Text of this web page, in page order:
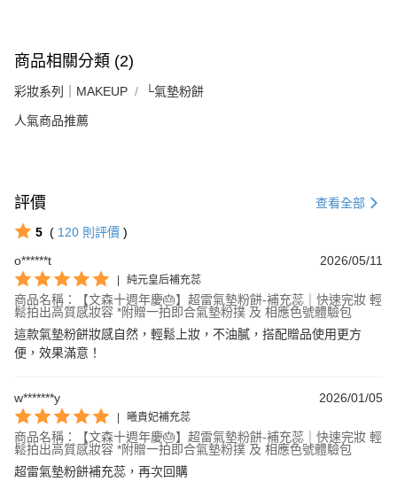
商品相關分類 (2)
彩妝系列｜MAKEUP └氣墊粉餅
人氣商品推薦
評價 查看全部
5 ( 120 則評價 )
o******t
2026/05/11
純元皇后補充蕊
商品名稱：【文森十週年慶🎂】超雷氣墊粉餅-補充蕊｜快速完妝 輕
鬆拍出高質感妝容 *附贈一拍即合氣墊粉撲 及 相應色號體驗包
這款氣墊粉餅妝感自然，輕鬆上妝，不油膩，搭配贈品使用更方
便，效果滿意！
w*******y 2026/01/05
曦貴妃補充蕊
商品名稱：【文森十週年慶🎂】超雷氣墊粉餅-補充蕊｜快速完妝 輕
鬆拍出高質感妝容 *附贈一拍即合氣墊粉撲 及 相應色號體驗包
超雷氣墊粉餅補充蕊，再次回購